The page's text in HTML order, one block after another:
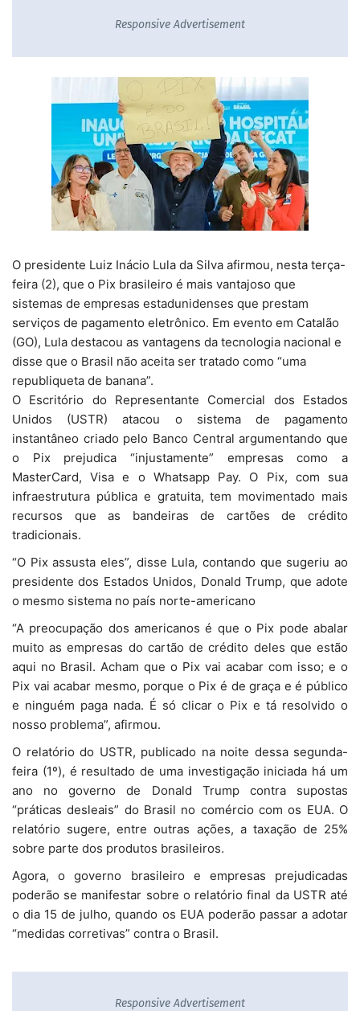
Responsive Advertisement
O presidente Luiz Inácio Lula da Silva afirmou, nesta terça-
feira (2), que o Pix brasileiro é mais vantajoso que
sistemas de empresas estadunidenses que prestam
serviços de pagamento eletrônico. Em evento em Catalão
(GO), Lula destacou as vantagens da tecnologia nacional e
disse que o Brasil não aceita ser tratado como “uma
republiqueta de banana”.
O Escritório do Representante Comercial dos Estados
Unidos (USTR) atacou o sistema de pagamento
instantâneo criado pelo Banco Central argumentando que
o Pix prejudica “injustamente” empresas como a
MasterCard, Visa e o Whatsapp Pay. O Pix, com sua
infraestrutura pública e gratuita, tem movimentado mais
recursos que as bandeiras de cartões de crédito
tradicionais.
“O Pix assusta eles”, disse Lula, contando que sugeriu ao
presidente dos Estados Unidos, Donald Trump, que adote
o mesmo sistema no país norte-americano
“A preocupação dos americanos é que o Pix pode abalar
muito as empresas do cartão de crédito deles que estão
aqui no Brasil. Acham que o Pix vai acabar com isso; e o
Pix vai acabar mesmo, porque o Pix é de graça e é público
e ninguém paga nada. É só clicar o Pix e tá resolvido o
nosso problema”, afirmou.
O relatório do USTR, publicado na noite dessa segunda-
feira (1º), é resultado de uma investigação iniciada há um
ano no governo de Donald Trump contra supostas
“práticas desleais” do Brasil no comércio com os EUA. O
relatório sugere, entre outras ações, a taxação de 25%
sobre parte dos produtos brasileiros.
Agora, o governo brasileiro e empresas prejudicadas
poderão se manifestar sobre o relatório final da USTR até
o dia 15 de julho, quando os EUA poderão passar a adotar
“medidas corretivas” contra o Brasil.
Responsive Advertisement